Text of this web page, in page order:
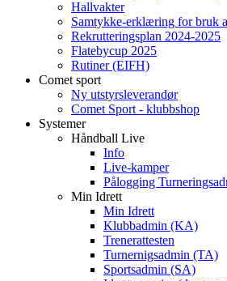
Hallvakter
Samtykke-erklæring for bruk
Rekrutteringsplan 2024-2025
Flatebycup 2025
Rutiner (EIFH)
Comet sport
Ny utstyrsleverandør
Comet Sport - klubbshop
Systemer
Håndball Live
Info
Live-kamper
Pålogging
Min Idrett
Min Idrett
Klubbadmin (KA)
Trenerattesten
Turnernigsadmin (TA)
Sportsadmin (SA)